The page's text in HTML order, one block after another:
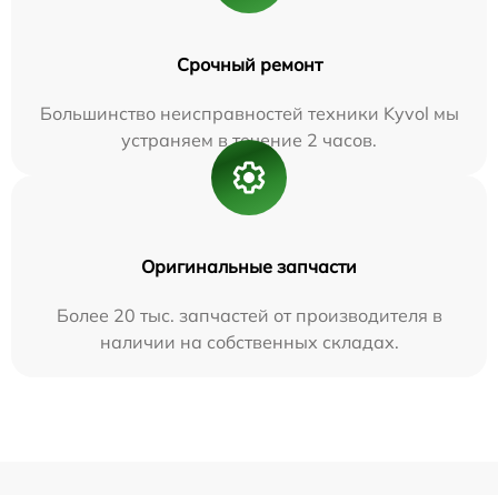
Срочный ремонт
Большинство неисправностей техники Kyvol мы
устраняем в течение 2 часов.
Оригинальные запчасти
Более 20 тыс. запчастей от производителя в
наличии на собственных складах.